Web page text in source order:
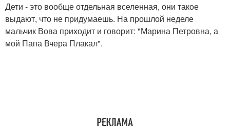
Дети - это вообще отдельная вселенная, они такое
выдают, что не придумаешь. На прошлой неделе
мальчик Вова приходит и говорит: "Марина Петровна, а
мой Папа Вчера Плакал".